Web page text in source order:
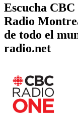
Escucha
Radio
de todo el
radio.net